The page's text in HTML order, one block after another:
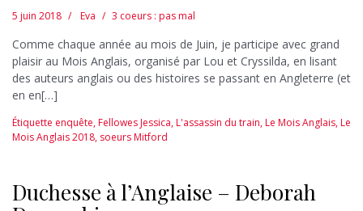
5 juin 2018 Eva 3 coeurs : pas mal
Comme chaque année au mois de Juin, je participe avec grand
plaisir au Mois Anglais, organisé par Lou et Cryssilda, en lisant
des auteurs anglais ou des histoires se passant en Angleterre (et
en en[…]
Étiquette enquête,Fellowes Jessica,L'assassin du train,Le Mois Anglais,Le
Mois Anglais 2018, soeurs Mitford
Duchesse à l’Anglaise – Deborah